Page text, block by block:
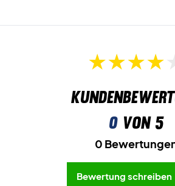
0von 5
0
Bewertung schreiben